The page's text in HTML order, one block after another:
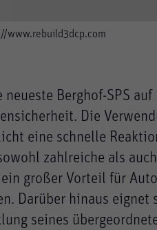
www.rebuild3dcp.com
Berghof-SPS
Die
eine schnelle
zahlreiche als
großer Vorteil für
Darüber hinaus eignet
seines